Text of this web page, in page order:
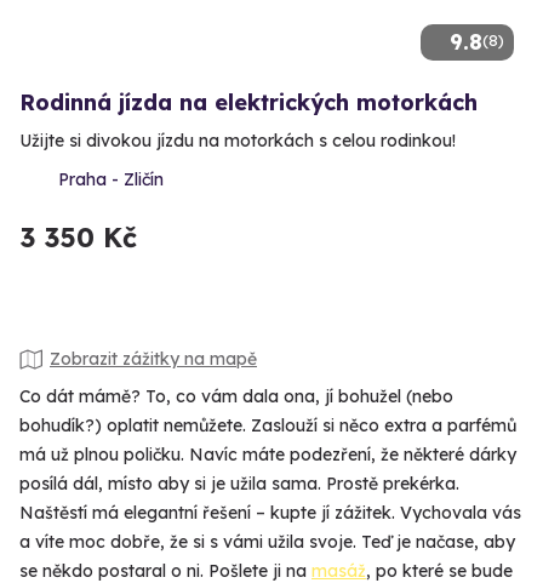
9.8(8)
Rodinná jízda na elektrických motorkách
Užijte si divokou jízdu na motorkách s celou rodinkou!
Praha - Zličín
3 350 Kč
Zobrazit zážitky na mapě
Co dát mámě? To, co vám dala ona, jí bohužel (nebo
bohudík?) oplatit nemůžete. Zaslouží si něco extra a parfémů
má už plnou poličku. Navíc máte podezření, že některé dárky
posílá dál, místo aby si je užila sama. Prostě prekérka.
Naštěstí má elegantní řešení – kupte jí zážitek. Vychovala vás
a víte moc dobře, že si s vámi užila svoje. Teď je načase, aby
se někdo postaral o ni. Pošlete ji na masáž, po které se bude